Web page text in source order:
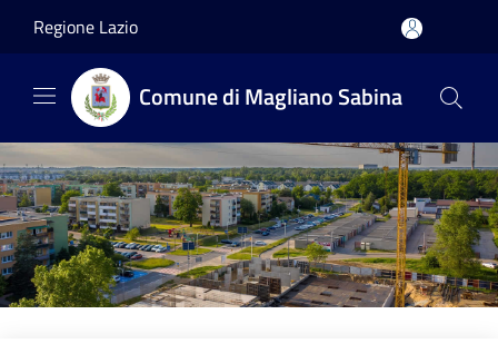
Regione Lazio
Comune di Magliano Sabina